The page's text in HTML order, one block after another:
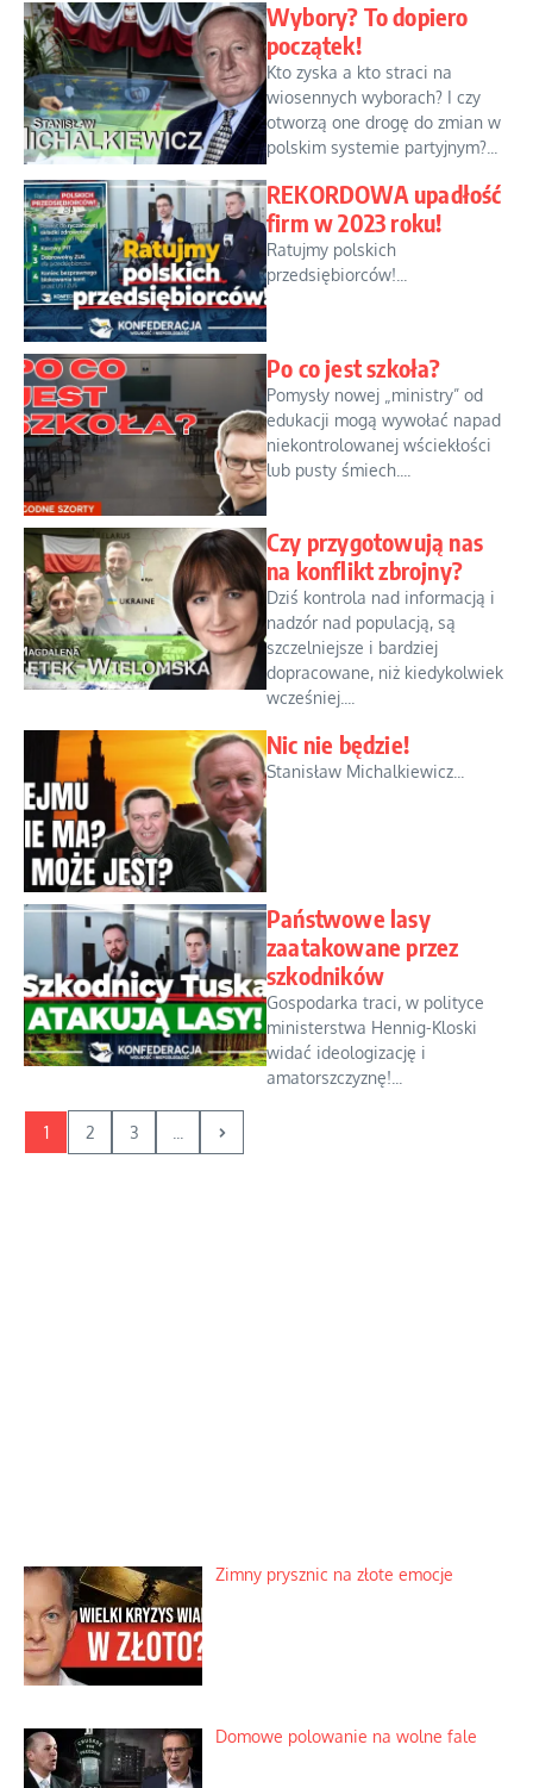
Wybory? To dopiero
początek!
Kto zyska a kto straci na
wiosennych wyborach? I czy
otworzą one drogę do zmian w
polskim systemie partyjnym?...
REKORDOWA upadłość
firm w 2023 roku!
Ratujmy polskich
przedsiębiorców!...
Po co jest szkoła?
Pomysły nowej „ministry” od
edukacji mogą wywołać napad
niekontrolowanej wściekłości
lub pusty śmiech....
Czy przygotowują nas
na konflikt zbrojny?
Dziś kontrola nad informacją i
nadzór nad populacją, są
szczelniejsze i bardziej
dopracowane, niż kiedykolwiek
wcześniej....
Nic nie będzie!
Stanisław Michalkiewicz...
Państwowe lasy
zaatakowane przez
szkodników
Gospodarka traci, w polityce
ministerstwa Hennig-Kloski
widać ideologizację i
amatorszczyznę!...
1 2 3
Zimny prysznic na złote emocje
Domowe polowanie na wolne fale